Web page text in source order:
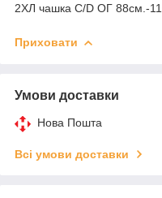
2ХЛ чашка С/D ОГ 88см.-
Приховати
Умови доставки
Нова Пошта
Всі умови доставки